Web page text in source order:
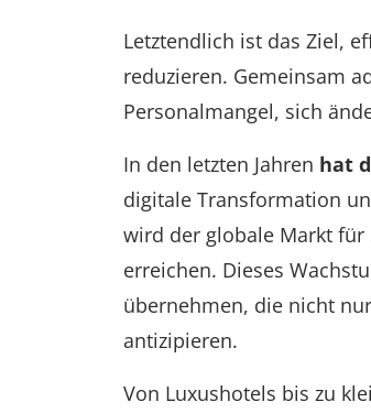
Letztendlich ist das Ziel,
reduzieren. Gemeinsam
Personalmangel, sich
In den letzten Jahren hat
digitale Transformation
wird der globale Markt
erreichen. Dieses
übernehmen, die nicht
antizipieren.
Von Luxushotels bis zu